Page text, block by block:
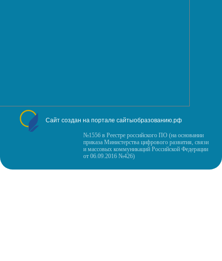
Сайт создан на портале сайтыобразованию.рф
№1556 в Реестре российского ПО (на основании
приказа Министерства цифрового развития, связи
и массовых коммуникаций Российской Федерации
от 06.09.2016 №426)